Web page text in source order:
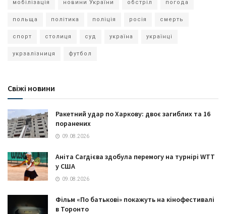
мобілізація новини України обстріл погода
польща політика поліція росія смерть
спорт столиця суд україна українці
укрзалізниця футбол
Свіжі новини
Ракетний удар по Харкову: двоє загиблих та 16
поранених
09.08.2026
Аніта Сагдієва здобула перемогу на турнірі WTT
у США
09.08.2026
Фільм «По батькові» покажуть на кінофестивалі
в Торонто